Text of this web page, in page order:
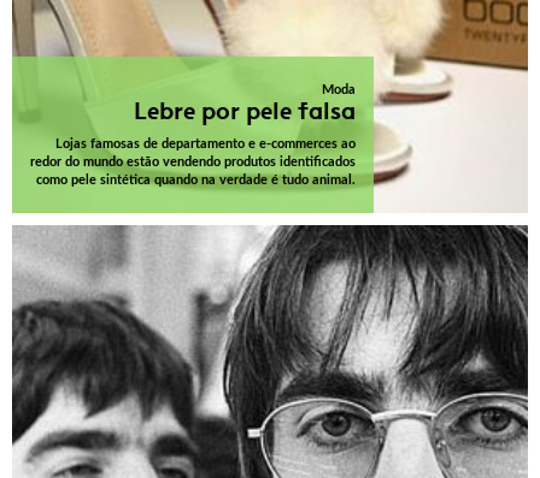
Moda
Lebre por pele falsa
Lojas famosas de departamento e e-commerces ao
redor do mundo estão vendendo produtos identificados
como pele sintética quando na verdade é tudo animal.